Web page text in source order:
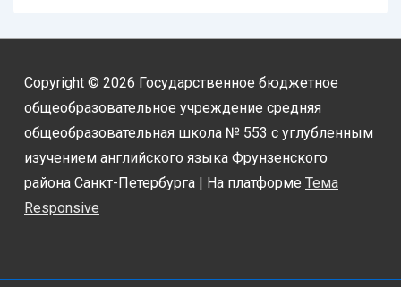
Copyright © 2026 Государственное бюджетное
общеобразовательное учреждение средняя
общеобразовательная школа № 553 с углубленным
изучением английского языка Фрунзенского
района Санкт-Петербурга | На платформе Тема
Responsive